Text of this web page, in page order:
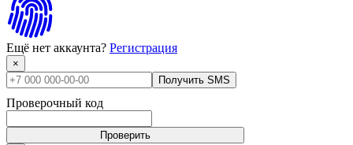
Ещё нет аккаунта? Регистрация
×
Получить SMS
Проверочный код
Проверить